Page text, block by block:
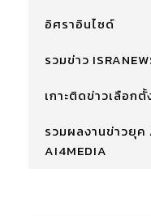
อิศราอินไซด์
รวมข่าว
เกาะติดข่าวเลือก
รวมผลงานข่าวยุค
AI4MEDIA